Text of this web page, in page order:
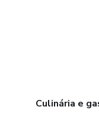
Culinária e